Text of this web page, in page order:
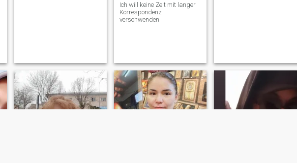
Ich will keine Zeit mit langer
Korrespondenz
verschwenden